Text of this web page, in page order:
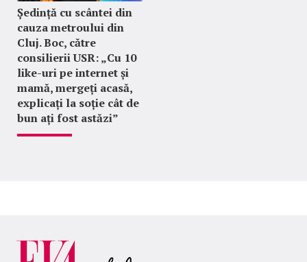
Ședință cu scântei din
cauza metroului din
Cluj. Boc, către
consilierii USR: „Cu 10
like-uri pe internet și
mamă, mergeți acasă,
explicați la soție cât de
bun ați fost astăzi”